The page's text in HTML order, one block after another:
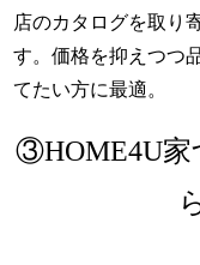
店のカタログを取り
す。価格を抑えつつ
てたい方に最適。
③HOME4U